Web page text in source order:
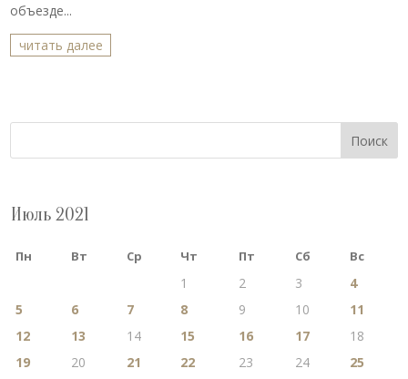
объезде...
читать далее
Поиск
Июль 2021
Пн Вт Ср Чт Пт Сб Вс
1 2 3
4
5
6 7 8 9 10
11
12
13 14 15 16 17
18
19
20 21 22 23 24
25